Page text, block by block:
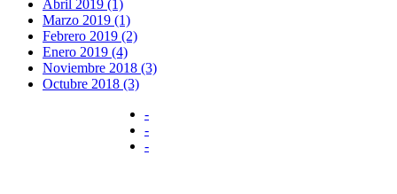
Abril 2019 (1)
Marzo 2019 (1)
Febrero 2019 (2)
Enero 2019 (4)
Noviembre 2018 (3)
Octubre 2018 (3)
-
-
-